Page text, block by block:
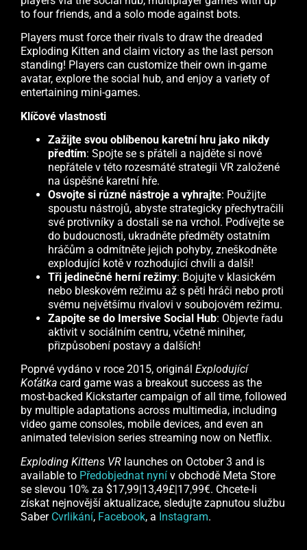
to four friends, and a solo mode against bots.
Players must force their rivals to draw the dreaded
Exploding Kitten and claim victory as the last person
standing! Players can customize their own in-game
avatar, explore the social hub, and enjoy a variety of
entertaining mini-games.
Klíčové vlastnosti
Zažijte svou oblíbenou karetní hru jako nikdy
předtím: Spojte se s přáteli a najděte si nové
nepřátele v této rozesmáté strategii VR založené
na úspěšné karetní hře.
Osvojte si různé nástroje a vyhrajte: Použijte
spoustu nástrojů, abyste strategicky přechytračili
své protivníky a dostali se na vrchol. Podívejte se
do budoucnosti, ukradněte předměty ostatním
hráčům a odmítněte jejich pohyby, zneškodněte
explodující kotě v rozhodující chvíli a další!
Tři jedinečné herní režimy: Bojujte v klasickém
nebo bleskovém režimu až s pěti hráči nebo proti
svému největšímu rivalovi v soubojovém režimu.
Zapojte se do Imersive Social Hub: Objevte řadu
aktivit v sociálním centru, včetně miniher,
přizpůsobení postavy a dalších!
Poprvé vydáno v roce 2015, originál Explodující
Koťátka card game was a breakout success as the
most-backed Kickstarter campaign of all time, followed
by multiple adaptations across multimedia, including
video game consoles, mobile devices, and even an
animated television series streaming now on Netflix.
Exploding Kittens VR launches on October 3 and is
available to Předobjednat nyní v obchodě Meta Store
se slevou 10% za $17,99|13,49£|17,99€. Chcete-li
získat nejnovější aktualizace, sledujte zapnutou službu
Saber Cvrlikání, Facebook, a Instagram.